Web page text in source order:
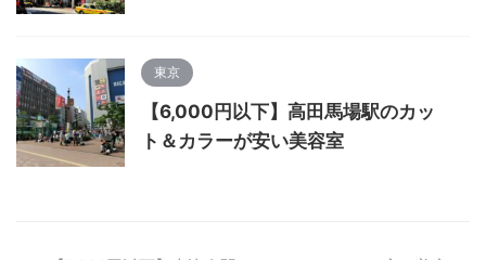
東京
【6,000円以下】高田馬場駅のカッ
ト＆カラーが安い美容室